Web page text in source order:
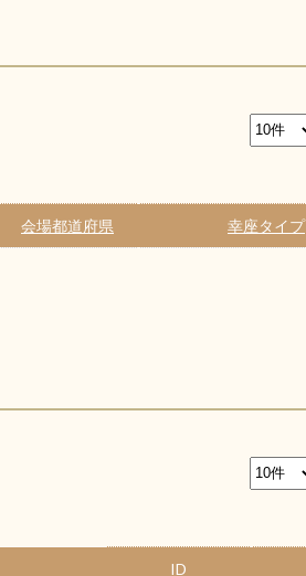
会場都道府県 幸座タイプ
ID